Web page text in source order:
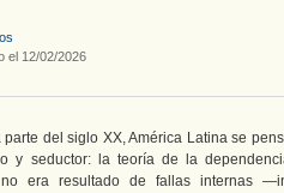
el 12/02/2026
parte del siglo XX, América Latina se
y seductor: la teoría de la
no era resultado de fallas internas